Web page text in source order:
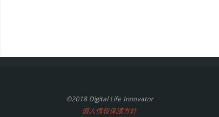
©2018 Digital Life Innovator
個人情報保護方針